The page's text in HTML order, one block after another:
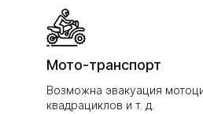
Мото-транспорт
Возможна эвакуация
квадрациклов и т. д.